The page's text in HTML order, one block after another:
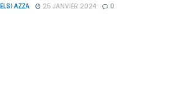
AZZA 25 JANVIER 2024 0